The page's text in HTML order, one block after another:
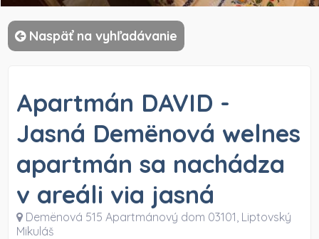
Naspäť na vyhľadávanie
Apartmán DAVID -
Jasná Demënová welnes
apartmán sa nachádza
v areáli via jasná
Demënová 515 Apartmánový dom 03101, Liptovský
Mikuláš